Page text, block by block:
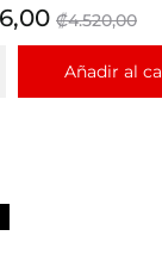
Precio
base
₡4.520,00
Añadir al